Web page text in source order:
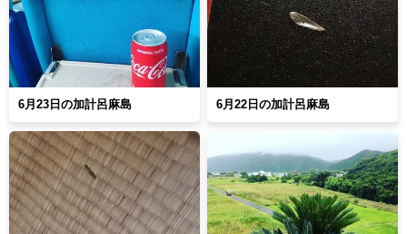
6月23日の加計呂麻島 6月22日の加計呂麻島